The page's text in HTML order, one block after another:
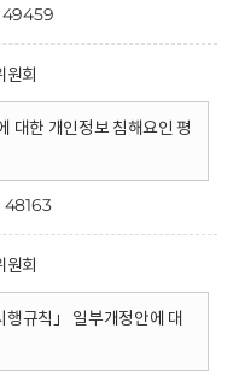
49459
원회
대한 개인정보 침해요인 평
48163
원회
행규칙」 일부개정안에 대